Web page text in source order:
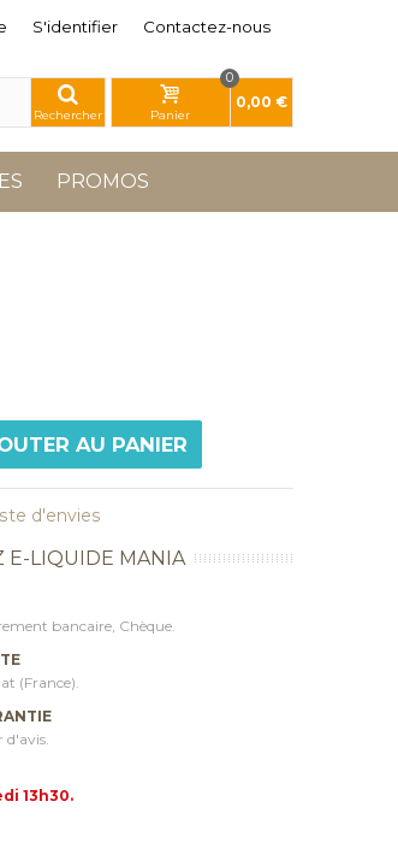
Contactez-nous
S'identifier
Rechercher Panier
0
0,00 €
PROMOS
AU PANIER
d'envies
E-LIQUIDE MANIA
bancaire, Chèque.
(France).
13h30.